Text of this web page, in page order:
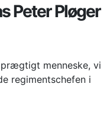
Peter Pløger
menneske, vi
regimentschefen i